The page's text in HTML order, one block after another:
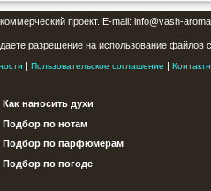
проект. E-mail: info@vash-
разрешение на использование файлов
| Пользовательское соглашение |
Как наносить духи
Подбор по нотам
Подбор по парфюмерам
Подбор по погоде